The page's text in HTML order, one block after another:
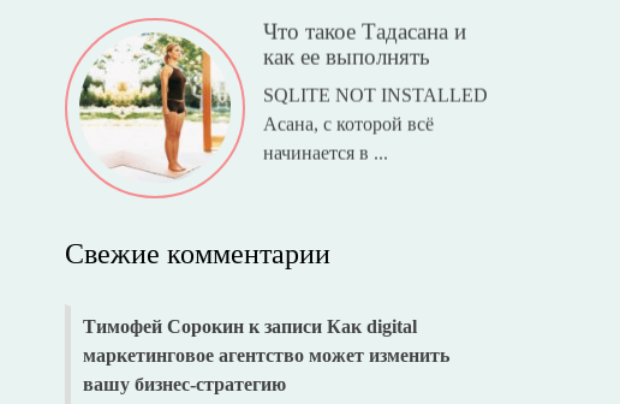
Что такое Тадасана и
как ее выполнять
SQLITE NOT INSTALLED
Асана, с которой всё
начинается в ...
Свежие комментарии
Тимофей Сорокин к записи Как digital
маркетинговое агентство может изменить
вашу бизнес-стратегию